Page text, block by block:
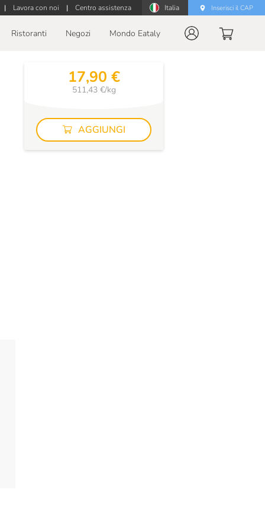
| Lavora con noi | Centro assistenza Italia Inserisci il CAP
Ristoranti Negozi Mondo Eataly
17,90 €
511,43 €/kg
AGGIUNGI